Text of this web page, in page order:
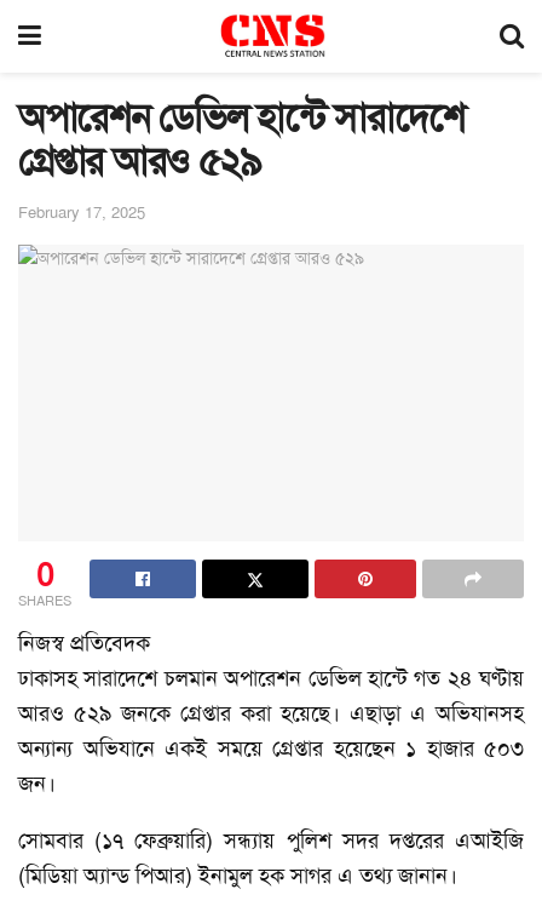
অপারেশন ডেভিল হান্টে সারাদেশে
গ্রেপ্তার আরও ৫২৯
February 17, 2025
0
SHARES
নিজস্ব প্রতিবেদক
ঢাকাসহ সারাদেশে চলমান অপারেশন ডেভিল হান্টে গত ২৪ ঘণ্টায়
আরও ৫২৯ জনকে গ্রেপ্তার করা হয়েছে। এছাড়া এ অভিযানসহ
অন্যান্য অভিযানে একই সময়ে গ্রেপ্তার হয়েছেন ১ হাজার ৫০৩
জন।
সোমবার (১৭ ফেব্রুয়ারি) সন্ধ্যায় পুলিশ সদর দপ্তরের এআইজি
(মিডিয়া অ্যান্ড পিআর) ইনামুল হক সাগর এ তথ্য জানান।